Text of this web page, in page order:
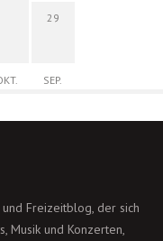
29
SEP.
und Freizeitblog, der sich
Musik und Konzerten,